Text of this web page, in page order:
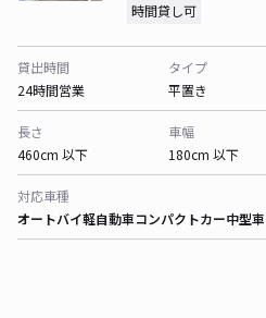
時間貸し可
貸出時間
24時間営業
タイプ
平置き
長さ
460cm 以下
車幅
180cm 以下
対応車種
オートバイ軽自動車コンパクトカー中型車